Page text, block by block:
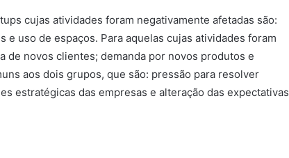
cujas atividades foram negativamente afetadas são:
uso de espaços. Para aquelas cujas atividades foram
de novos clientes; demanda por novos produtos e
aos dois grupos, que são: pressão para resolver
estratégicas das empresas e alteração das expectativas